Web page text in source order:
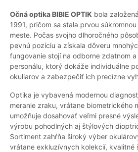
Očná optika BIBIE OPTIK bola
1991, pričom sa stala prvou
meste. Počas svojho dlhoročného
pevnú pozíciu a získala dôveru
fungovanie stojí na odborne zdatnom
personálu, ktorý dokáže individuálne
okuliarov a zabezpečiť ich precízne
Optika je vybavená modernou
meranie zraku, vrátane biometrického
umožňuje dosahovať veľmi presné
výrobu pohodlných aj štýlových
Sortiment zahŕňa široký výber
vrátane exkluzívnych kolekcií, kvalitné